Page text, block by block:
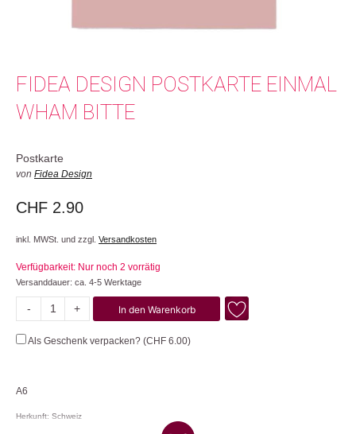
FIDEA DESIGN POSTKARTE EINMAL
WHAM BITTE
Postkarte
von Fidea Design
CHF 2.90
inkl. MWSt. und zzgl. Versandkosten
Verfügbarkeit: Nur noch 2 vorrätig
Versanddauer: ca. 4-5 Werktage
-
Einmal
bitte
+ In den Warenkorb
Als Geschenk verpacken? (CHF 6.00)
A6
Herkunft: Schweiz